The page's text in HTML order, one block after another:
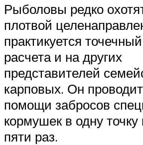
Рыболовы редко
плотвой
практикуется
расчета и на других
представителей
карповых. Он
помощи забросов
кормушек в одну
пяти раз.